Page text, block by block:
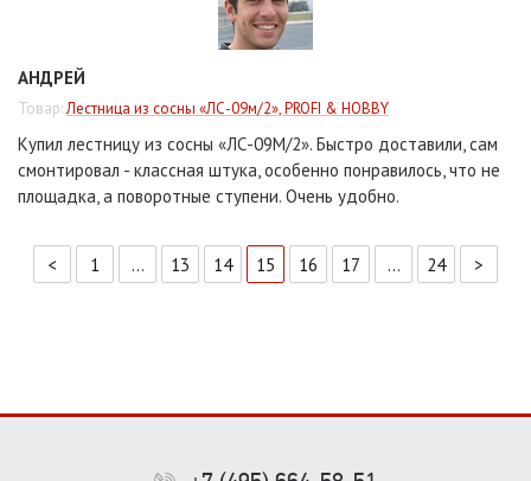
АНДРЕЙ
Товар:Лестница из сосны «ЛС-09м/2», PROFI & HOBBY
Купил лестницу из сосны «ЛС-09М/2». Быстро доставили, сам
смонтировал - классная штука, особенно понравилось, что не
площадка, а поворотные ступени. Очень удобно.
< 1 ... 13 14 15 16 17 ... 24 >